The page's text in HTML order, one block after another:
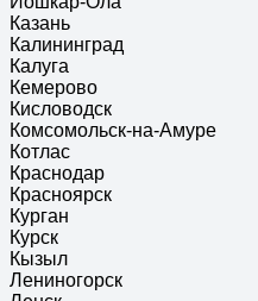
Казань
Калининград
Калуга
Кемерово
Кисловодск
Комсомольск-на-Амуре
Котлас
Краснодар
Красноярск
Курган
Курск
Кызыл
Лениногорск